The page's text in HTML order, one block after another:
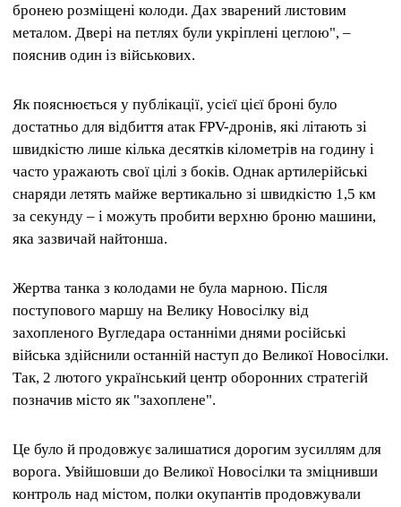
бронею розміщені колоди. Дах зварений листовим
металом. Двері на петлях були укріплені цеглою", –
пояснив один із військових.
Як пояснюється у публікації, усієї цієї броні було
достатньо для відбиття атак FPV-дронів, які літають зі
швидкістю лише кілька десятків кілометрів на годину і
часто уражають свої цілі з боків. Однак артилерійські
снаряди летять майже вертикально зі швидкістю 1,5 км
за секунду – і можуть пробити верхню броню машини,
яка зазвичай найтонша.
Жертва танка з колодами не була марною. Після
поступового маршу на Велику Новосілку від
захопленого Вугледара останніми днями російські
війська здійснили останній наступ до Великої Новосілки.
Так, 2 лютого український центр оборонних стратегій
позначив місто як "захоплене".
Це було й продовжує залишатися дорогим зусиллям для
ворога. Увійшовши до Великої Новосілки та зміцнивши
контроль над містом, полки окупантів продовжували